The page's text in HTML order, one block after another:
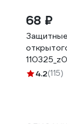
68 ₽
4.2(115)